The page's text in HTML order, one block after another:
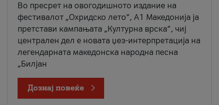
Во пресрет на овогодишното издание на
фестивалот „Охридско лето“, А1 Македонија ја
претстави кампањата „Културна врска“, чиј
централен дел е новата џез-интерпретација на
легендарната македонска народна песна
„Билјан
Дознај повеќе